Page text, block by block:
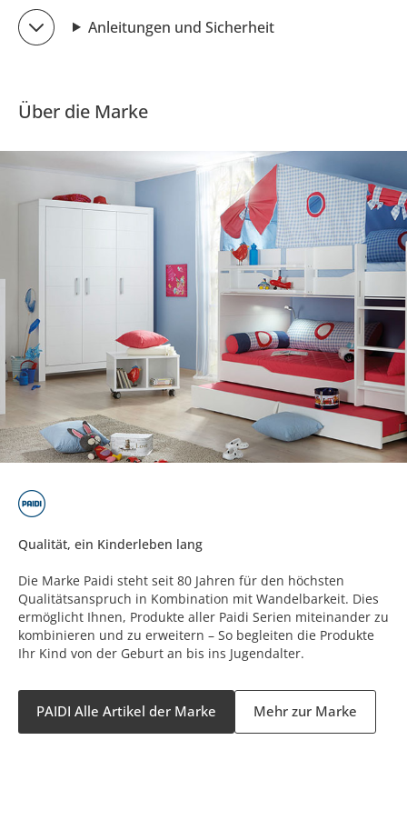
Anleitungen und Sicherheit
Über die Marke
Qualität, ein Kinderleben lang
Die Marke Paidi steht seit 80 Jahren für den höchsten
Qualitätsanspruch in Kombination mit Wandelbarkeit. Dies
ermöglicht Ihnen, Produkte aller Paidi Serien miteinander zu
kombinieren und zu erweitern – So begleiten die Produkte
Ihr Kind von der Geburt an bis ins Jugendalter.
PAIDI Alle Artikel der Marke Mehr zur Marke